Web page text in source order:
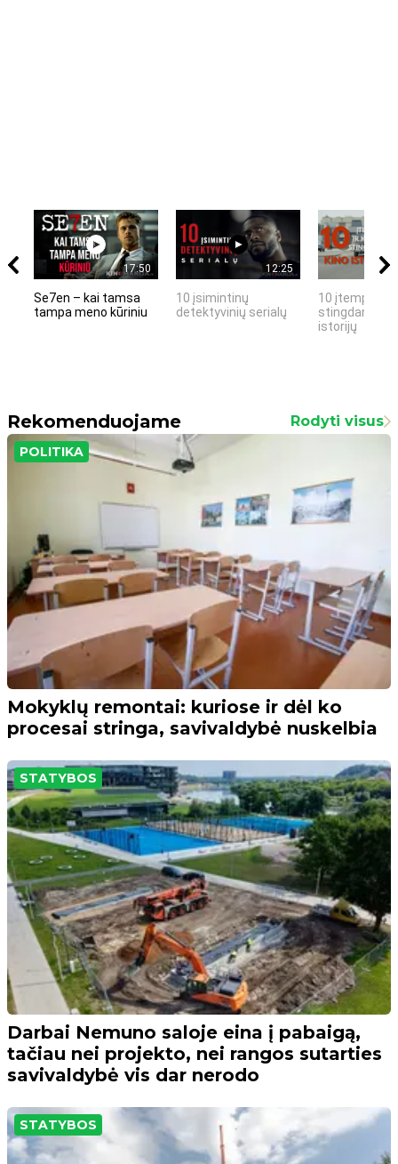
17:50
Se7en – kai tamsa
tampa meno kūriniu
12:25
10 įsimintinų
detektyvinių serialų
10 įtemptų,
stingdančių
istorijų
Rekomenduojame Rodyti visus
POLITIKA
Mokyklų remontai: kuriose ir dėl ko
procesai stringa, savivaldybė nuskelbia
STATYBOS
Darbai Nemuno saloje eina į pabaigą,
tačiau nei projekto, nei rangos sutarties
savivaldybė vis dar nerodo
STATYBOS